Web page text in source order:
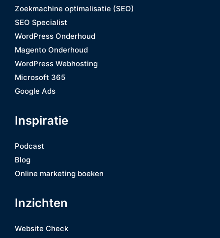
Zoekmachine optimalisatie (SEO)
SEO Specialist
WordPress Onderhoud
Magento Onderhoud
WordPress Webhosting
Microsoft 365
Google Ads
Inspiratie
Podcast
Blog
Online marketing boeken
Inzichten
Website Check